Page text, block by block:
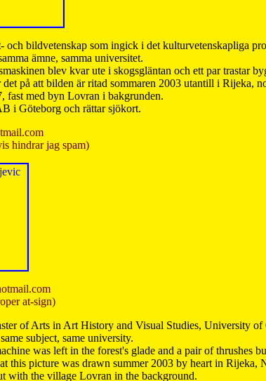
bildvetenskap som ingick i det kulturvetenskapliga
ämne, samma universitet.
blev kvar ute i skogsgläntan och ett par trastar
på att bilden är ritad sommaren 2003 utantill i Rijeka,
fast med byn Lovran i bakgrunden.
i Göteborg och rättar sjökort.
hindrar jag spam)
at-sign)
of Arts in Art History and Visual Studies, University
subject, same university.
was left in the forest's glade and a pair of thrushes
picture was drawn summer 2003 by heart in Rijeka,
with the village Lovran in the background.